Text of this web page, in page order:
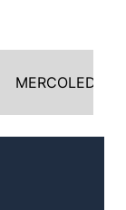
MERCOLEDÌ